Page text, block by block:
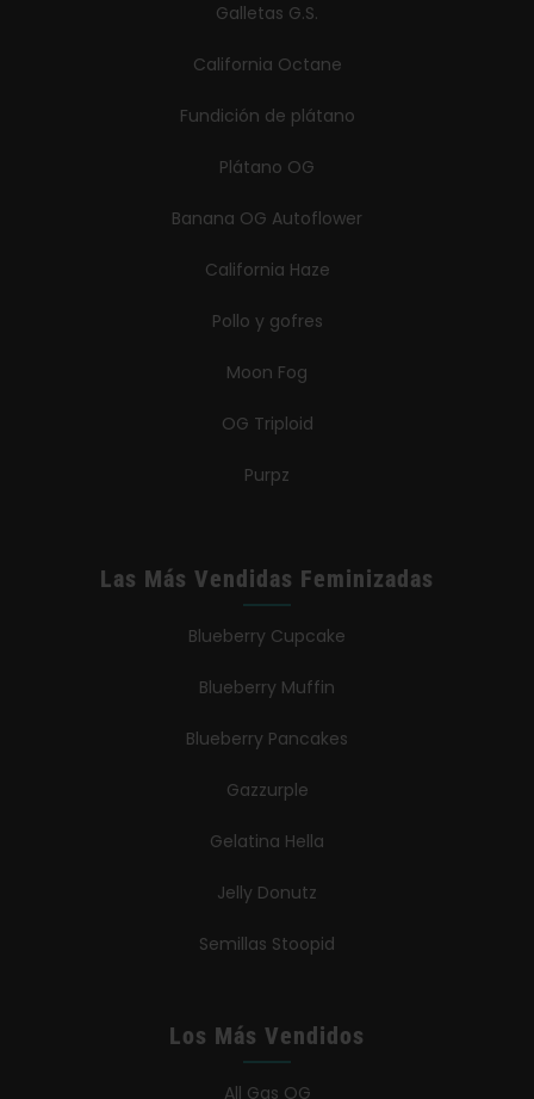
Galletas G.S.
California Octane
Fundición de plátano
Plátano OG
Banana OG Autoflower
California Haze
Pollo y gofres
Moon Fog
OG Triploid
Purpz
Las Más Vendidas Feminizadas
Blueberry Cupcake
Blueberry Muffin
Blueberry Pancakes
Gazzurple
Gelatina Hella
Jelly Donutz
Semillas Stoopid
Los Más Vendidos
All Gas OG